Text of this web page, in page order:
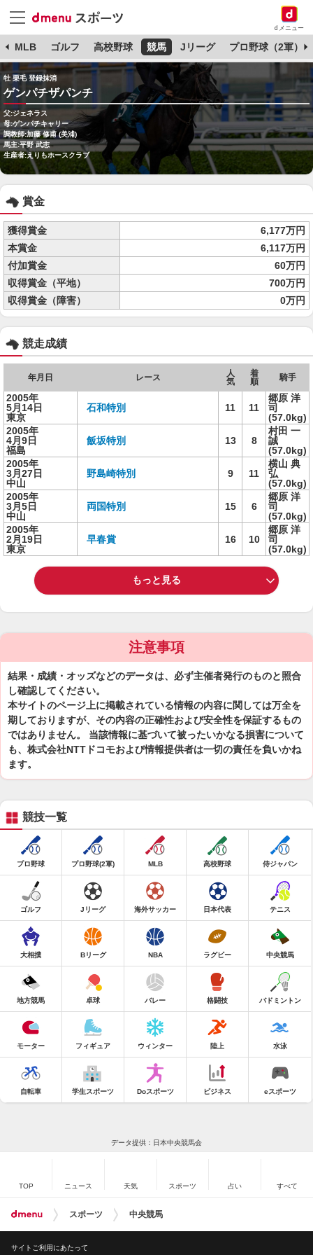
dメニュー
MLB ゴルフ 高校野球 競馬 Jリーグ プロ野球（2軍）
牡 栗毛 登録抹消
ゲンパチザパンチ
父:ジェネラス
母:ゲンパチキャリー
調教師:加藤 修甫 (美浦)
馬主:平野 武志
生産者:えりもホースクラブ
賞金
獲得賞金
6,177万円
本賞金
6,117万円
付加賞金
60万円
収得賞金（平地）
700万円
収得賞金（障害）
0万円
競走成績
年月日 レース
人
気
着
順
騎手
2005年
5月14日
東京
石和特別 11 11
郷原 洋
司
(57.0kg)
2005年
4月9日
福島
飯坂特別 13 8
村田 一
誠
(57.0kg)
2005年
3月27日
中山
野島崎特別 9 11
横山 典
弘
(57.0kg)
2005年
3月5日
中山
両国特別 15 6
郷原 洋
司
(57.0kg)
2005年
2月19日
東京
早春賞 16 10
郷原 洋
司
(57.0kg)
もっと見る
注意事項
結果・成績・オッズなどのデータは、必ず主催者発行のものと照合
し確認してください。
本サイトのページ上に掲載されている情報の内容に関しては万全を
期しておりますが、その内容の正確性および安全性を保証するもの
ではありません。 当該情報に基づいて被ったいかなる損害について
も、株式会社NTTドコモおよび情報提供者は一切の責任を負いかね
ます。
競技一覧
プロ野球 プロ野球(2軍) MLB 高校野球 侍ジャパン
ゴルフ Jリーグ 海外サッカー 日本代表 テニス
大相撲 Bリーグ NBA ラグビー 中央競馬
地方競馬 卓球 バレー 格闘技 バドミントン
モーター フィギュア ウィンター 陸上 水泳
自転車 学生スポーツ Doスポーツ ビジネス eスポーツ
データ提供：日本中央競馬会
TOP ニュース 天気 スポーツ 占い すべて
スポーツ 中央競馬
サイトご利用にあたって